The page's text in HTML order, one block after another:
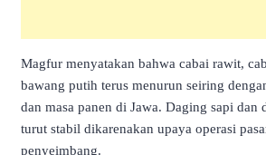
Magfur menyatakan bahwa cabai rawit,
bawang putih terus menurun seiring
dan masa panen di Jawa. Daging sapi dan
turut stabil dikarenakan upaya operasi
penyeimbang.